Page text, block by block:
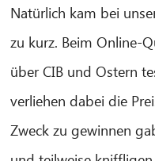
Natürlich kam bei
zu kurz. Beim Online-
über CIB und Ostern
verliehen dabei die
Zweck zu gewinnen